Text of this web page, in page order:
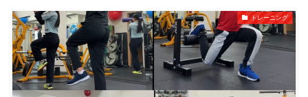
トレーニング